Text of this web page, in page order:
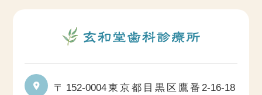
〒152-0004東京都目黒区鷹番2-16-18